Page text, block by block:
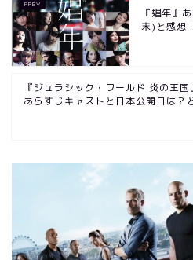
『娼年』
末)と感想！
『ジュラシック・ワールド 炎の王国
あらすじキャストと日本公開日は？